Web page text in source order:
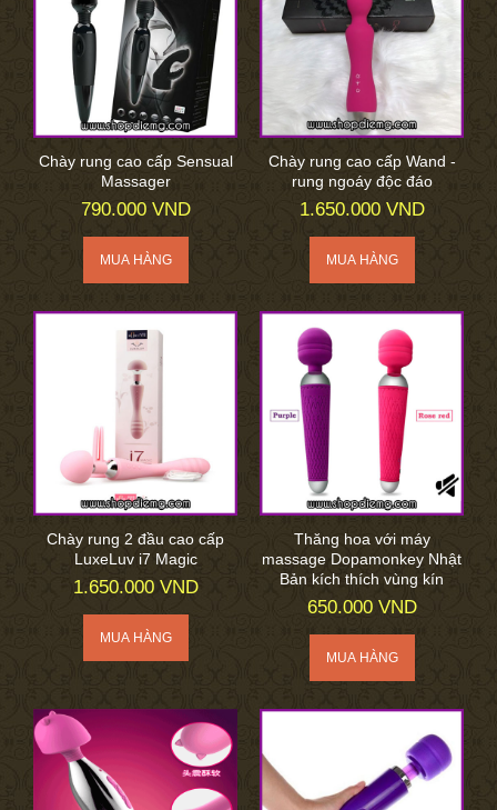
Chày rung cao cấp Sensual
Massager
790.000 VND
Chày rung cao cấp Wand -
rung ngoáy độc đáo
1.650.000 VND
Chày rung 2 đầu cao cấp
LuxeLuv i7 Magic
1.650.000 VND
Thăng hoa với máy
massage Dopamonkey Nhật
Bản kích thích vùng kín
650.000 VND